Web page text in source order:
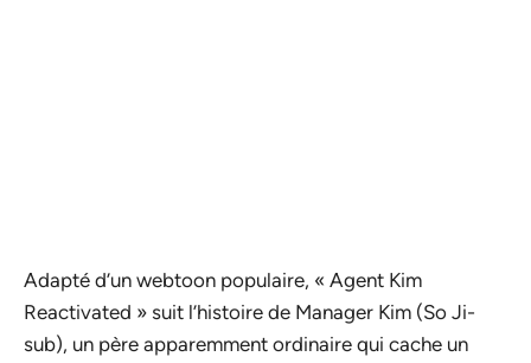
Adapté d’un webtoon populaire, « Agent Kim
Reactivated » suit l’histoire de Manager Kim (So Ji-
sub), un père apparemment ordinaire qui cache un